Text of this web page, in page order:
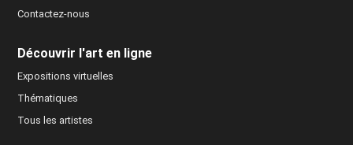
Contactez-nous
Découvrir l'art en ligne
Expositions virtuelles
Thématiques
Tous les artistes